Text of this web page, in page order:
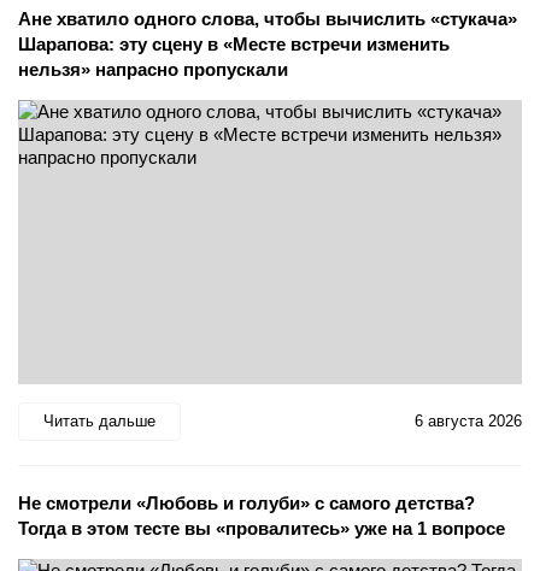
Ане хватило одного слова, чтобы вычислить «стукача»
Шарапова: эту сцену в «Месте встречи изменить
нельзя» напрасно пропускали
Читать дальше 6 августа 2026
Не смотрели «Любовь и голуби» с самого детства?
Тогда в этом тесте вы «провалитесь» уже на 1 вопросе